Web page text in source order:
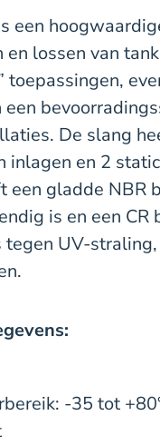
een
lossen van
toepassingen,
De slang
inlagen en 2
een gladde NBR
is en een
UV-
-35 tot